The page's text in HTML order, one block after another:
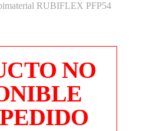
RUBIFLEX PFP54
NO